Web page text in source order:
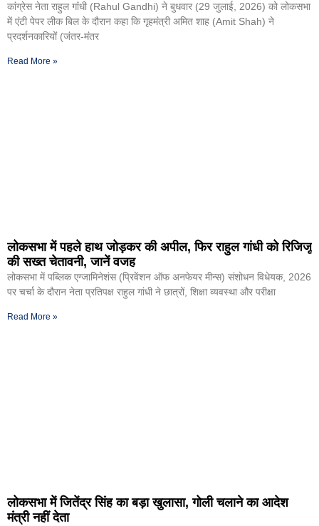
कांग्रेस नेता राहुल गांंधी (Rahul Gandhi) ने बुधवार (29 जुलाई, 2026) को लोकसभा
में एंटी पेपर लीक बिल के दौरान कहा कि गृहमंत्री अमित शाह (Amit Shah) ने
प्रदर्शनकारियों (जंतर-मंतर
Read More »
लोकसभा में पहले हाथ जोड़कर की अपील, फिर राहुल गांधी को रिजिजू
की सख्त चेतावनी, जानें वजह
लोकसभा में पब्लिक एग्जामिनेशंस (प्रिवेंशन ऑफ अनफेयर मीन्स) संशोधन विधेयक, 2026
पर चर्चा के दौरान नेता प्रतिपक्ष राहुल गांधी ने छात्रों, शिक्षा व्यवस्था और परीक्षा
Read More »
लोकसभा में जितेंद्र सिंह का बड़ा खुलासा, गोली चलाने का आदेश
मंत्री नहीं देता